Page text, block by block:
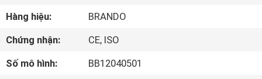
VỀ
CHÚNG
Hàng hiệu:
BRANDO
Chứng nhận:
CE, ISO
Số mô hình:
BB12040501